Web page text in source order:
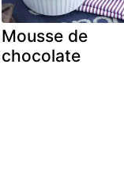
Mousse de
chocolate